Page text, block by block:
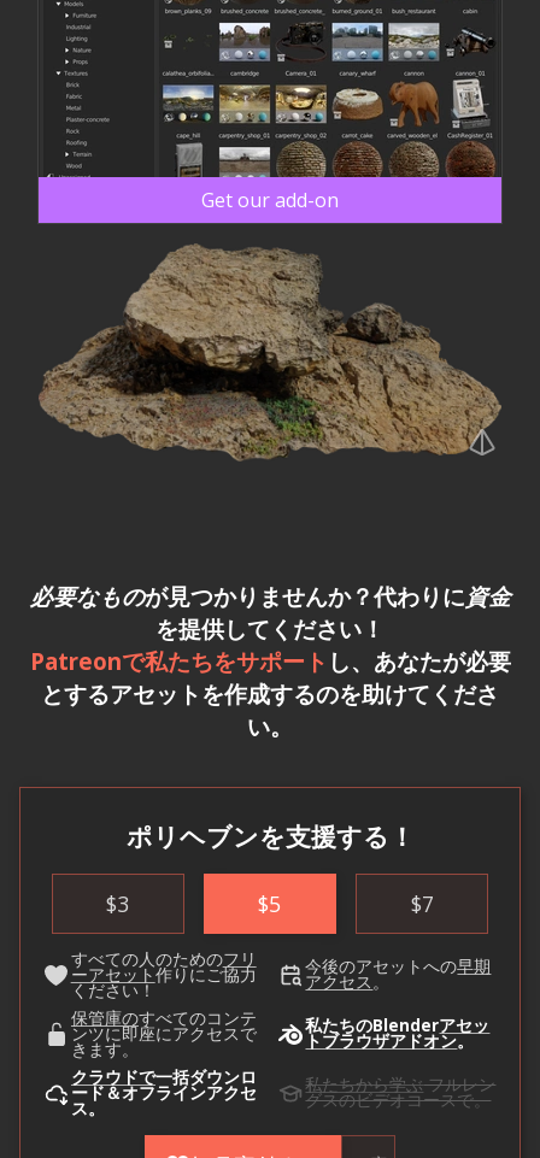
Get our add-on
必要なものが見つかりませんか？代わりに資金
を提供してください！
Patreonで私たちをサポート し、あなたが必要
とするアセットを作成するのを助けてくださ
い。
ポリヘブンを支援する！
$3 $5 $7
すべての人のためのフリ
ーアセット作りにご協力
ください！
今後のアセットへの早期
アクセス。
保管庫のすべてのコンテ
ンツに即座にアクセスで
きます。
私たちのBlenderアセッ
トブラウザアドオン。
クラウドで一括ダウンロ
ード＆オフラインアクセ
ス。
私たちから学ぶフルレン
グスのビデオコースで。